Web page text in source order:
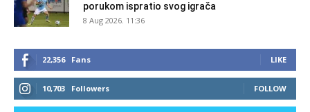
porukom ispratio svog igrača
8 Aug 2026. 11:36
22,356 Fans LIKE
10,703 Followers FOLLOW